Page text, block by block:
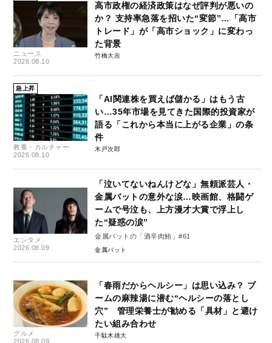
ニュース
2026.08.10
高市政権の経済政策はなぜ評判が悪いの
か？ 支持率急落を招いた“変節”…「高市
トレード」が「高市ショック」に変わっ
た背景
竹橋大吉
急上昇
教養・カルチャー
2026.08.10
「AI関連株を買えば儲かる」はもう古
い…35年市場を見てきた国際的投資家が
語る「これから本当に上がる企業」の条
件
木戸次郎
エンタメ
2026.08.09
「泣いてないねんけどな」無頼派芸人・
金属バットの意外な涙…映画館、格闘ゲ
ームで号泣も、上方漫才大賞で浮上し
た“疑惑の涙”
金属バットの「酒辛肉鮪」#61
金属バット
グルメ
2026.08.09
「春雨だからヘルシー」は思い込み？ ブ
ームの麻辣湯に潜む“ヘルシーの落とし
穴” 管理栄養士が勧める「具材」と避け
たい組み合わせ
千駄木雄大